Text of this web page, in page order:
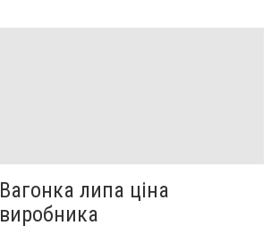
Вагонка липа ціна
виробника